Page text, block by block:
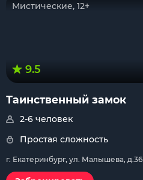
Мистические, 12+
9.5
Таинственный замок
2-6 человек
Простая сложность
г. Екатеринбург, ул. Малышева, д.36